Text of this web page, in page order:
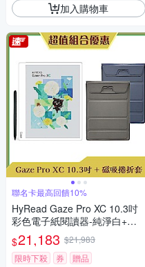
加入購物車
聯名卡最高回饋10%
HyRead Gaze Pro XC 10.3吋
彩色電子紙閱讀器-純淨白+磁
吸捲折套 (組合)
$21,183 $21,983
限時下殺
券 贈品